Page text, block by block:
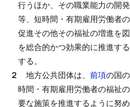
行うほか、その職業能力の開
等、短時間・有期雇用労働者
促進その他その福祉の増進を
を総合的かつ効果的に推進す
する。
２ 地方公共団体は、 前項の国
時間・有期雇用労働者の福祉
要な施策を推進するように努め